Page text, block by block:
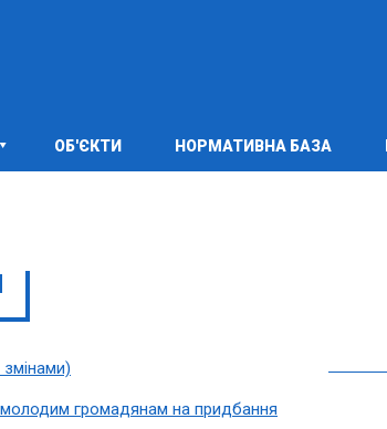
ОБ'ЄКТИ НОРМАТИВНА БАЗА
молодим громадянам на придбання